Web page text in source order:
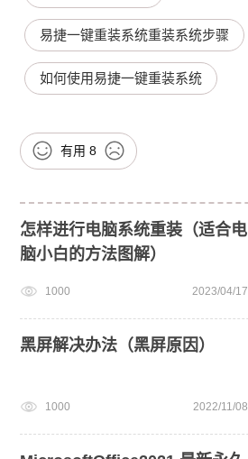
易捷一键重装系统重装系统步骤
如何使用易捷一键重装系统
有用 8
怎样进行电脑系统重装（适合电
脑小白的方法图解）
1000 2023/04/17
黑屏解决办法（黑屏原因）
1000 2022/11/08